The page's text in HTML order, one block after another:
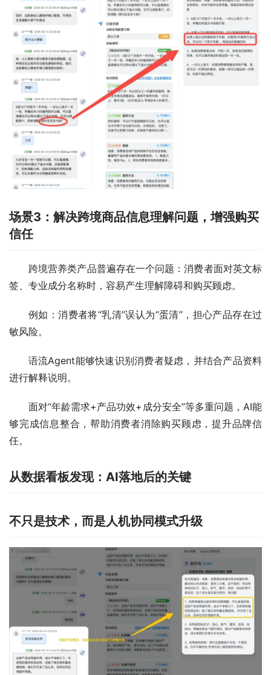
场景3：解决跨境商品信息理解问题，增强购买
信任
跨境营养类产品普遍存在一个问题：消费者面对英文标
签、专业成分名称时，容易产生理解障碍和购买顾虑。
例如：消费者将“乳清”误认为“蛋清”，担心产品存在过
敏风险。
语流Agent能够快速识别消费者疑虑，并结合产品资料
进行解释说明。
面对“年龄需求+产品功效+成分安全”等多重问题，AI能
够完成信息整合，帮助消费者消除购买顾虑，提升品牌信
任。
从数据看板发现：AI落地后的关键
不只是技术，而是人机协同模式升级